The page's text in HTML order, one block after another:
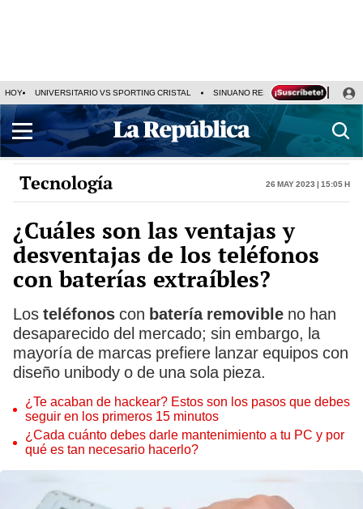
HOY UNIVERSITARIO VS SPORTING CRISTAL SINUANO RESULTADOS HOY
Tecnología 26 May 2023 | 15:05 h
¿Cuáles son las ventajas y
desventajas de los teléfonos
con baterías extraíbles?
Los teléfonos con batería removible no han
desaparecido del mercado; sin embargo, la
mayoría de marcas prefiere lanzar equipos con
diseño unibody o de una sola pieza.
¿Te acaban de hackear? Estos son los pasos que debes
seguir en los primeros 15 minutos
¿Cada cuánto debes darle mantenimiento a tu PC y por
qué es tan necesario hacerlo?